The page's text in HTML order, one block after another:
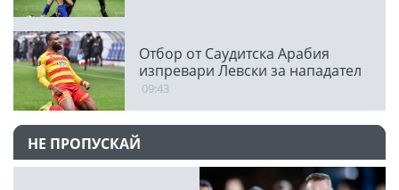
Отбор от Саудитска Арабия
изпревари Левски за нападател
09:43
НЕ ПРОПУСКАЙ